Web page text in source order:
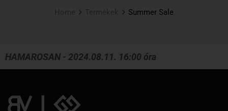
Summer Sale
HAMAROSAN - 2024.08.11. 16:00 óra